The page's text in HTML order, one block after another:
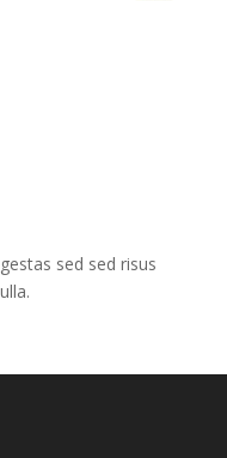
sed sed risus